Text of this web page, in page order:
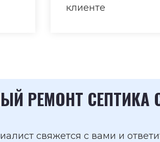
клиенте
РЕМОНТ СЕПТИКА
свяжется с вами и